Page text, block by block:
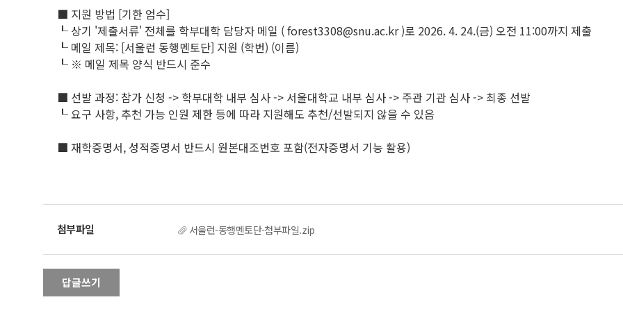
■ 지원 방법 [기한 엄수]
┖ 상기 '제출서류' 전체를 학부대학 담당자 메일 ( forest3308@snu.ac.kr )로 2026. 4. 24.(금) 오전 11:00까지 제출
┖ 메일 제목: [서울런 동행멘토단] 지원 (학번) (이름)
┖ ※ 메일 제목 양식 반드시 준수
■ 선발 과정: 참가 신청 -> 학부대학 내부 심사 -> 서울대학교 내부 심사 -> 주관 기관 심사 -> 최종 선발
┖ 요구 사항, 추천 가능 인원 제한 등에 따라 지원해도 추천/선발되지 않을 수 있음
■ 재학증명서, 성적증명서 반드시 원본대조번호 포함(전자증명서 기능 활용)
서울런-동행멘토단-첨부파일.zip
답글쓰기